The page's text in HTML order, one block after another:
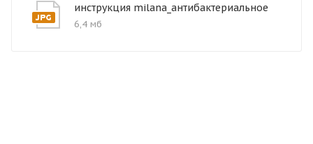
инструкция milana_антибактериальное
6,4 мб